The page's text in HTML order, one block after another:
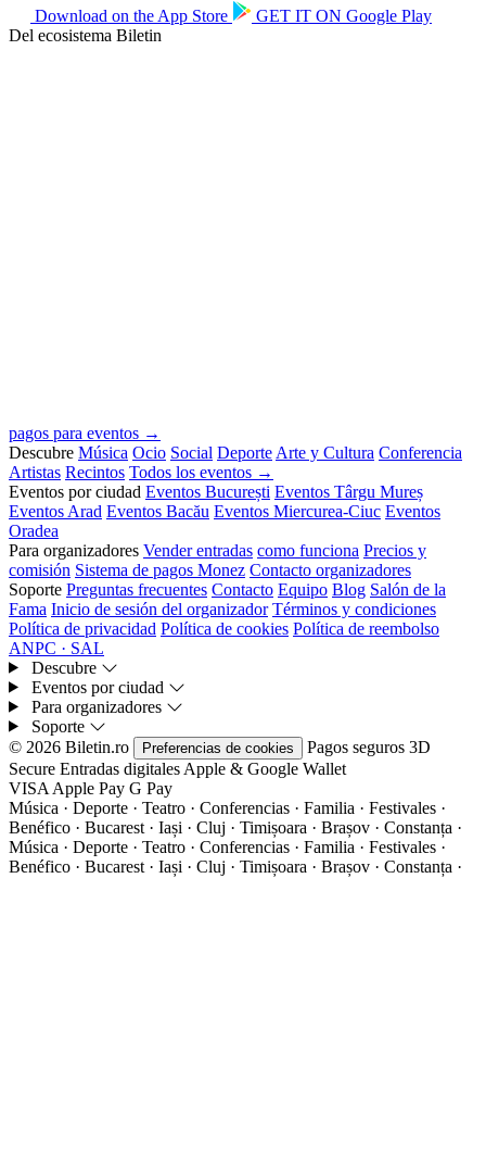
Download on the App Store GET IT ON Google Play
Del ecosistema Biletin
pagos para eventos →
Descubre Música Ocio Social Deporte Arte y Cultura Conferencia
Artistas Recintos Todos los eventos →
Eventos por ciudad Eventos București Eventos Târgu Mureș
Eventos Arad Eventos Bacău Eventos Miercurea-Ciuc Eventos
Oradea
Para organizadores Vender entradas como funciona Precios y
comisión Sistema de pagos Monez Contacto organizadores
Soporte Preguntas frecuentes Contacto Equipo Blog Salón de la
Fama Inicio de sesión del organizador Términos y condiciones
Política de privacidad Política de cookies Política de reembolso
ANPC · SAL
Descubre
Eventos por ciudad
Para organizadores
Soporte
© 2026 Biletin.ro
Preferencias de cookies Pagos seguros 3D
Secure Entradas digitales Apple & Google Wallet
VISA Apple Pay G Pay
Música · Deporte · Teatro · Conferencias · Familia · Festivales ·
Benéfico · Bucarest · Iași · Cluj · Timișoara · Brașov · Constanța ·
Música · Deporte · Teatro · Conferencias · Familia · Festivales ·
Benéfico · Bucarest · Iași · Cluj · Timișoara · Brașov · Constanța ·